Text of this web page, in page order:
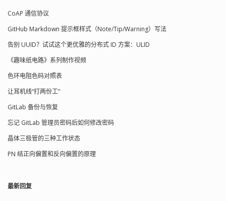
5xx（服务器错误）。 HTTP 请求消息的
结构 包括请求行、消息头、空行、消息
体。 请求行只能通过一行发送，如：
GET /index.html HTTP/1.1 消息头一般
空行用于在有消息体时与消息头分开；
消息体中装有客户端向服务端传输的数
据，GET 没有消息体，POST 有消息
体。 HTTP 响应消息的结构 包括状态
含客服端请求的处理结...
CoAP 通信协议
GitHub Markdown 提示框样式（Note/Tip/Warning）写法
告别 UUID？试试这个更优雅的分布式 ID 方案：ULID
《趣味纸电路》系列制作视频
色环电阻色码对照表
让耳机线“打两份工”
GitLab 备份与恢复
忘记 GitLab 管理员密码后如何修改密码
晶体三极管的三种工作状态
PN 结正向偏置和反向偏置的原理
最新回复